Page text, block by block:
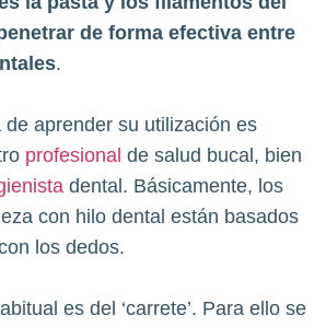
de forma efectiva entre
.
de aprender su utilización es
profesional de salud bucal, bien
dental. Básicamente, los
con hilo dental están basados
los dedos.
es del ‘carrete’. Para ello se